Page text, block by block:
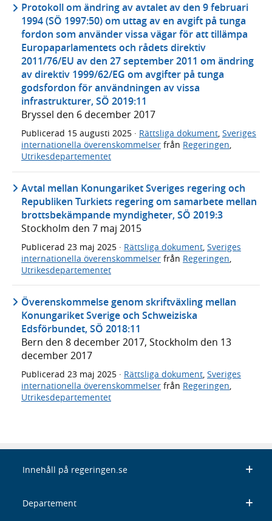
Protokoll om ändring av avtalet av den 9 februari
1994 (SÖ 1997:50) om uttag av en avgift på tunga
fordon som använder vissa vägar för att tillämpa
Europaparlamentets och rådets direktiv
2011/76/EU av den 27 september 2011 om ändring
av direktiv 1999/62/EG om avgifter på tunga
godsfordon för användningen av vissa
infrastrukturer, SÖ 2019:11
Bryssel den 6 december 2017
Publicerad 15 augusti 2025 · Rättsliga dokument, Sveriges
internationella överenskommelser från Regeringen,
Utrikesdepartementet
Avtal mellan Konungariket Sveriges regering och
Republiken Turkiets regering om samarbete mellan
brottsbekämpande myndigheter, SÖ 2019:3
Stockholm den 7 maj 2015
Publicerad 23 maj 2025 · Rättsliga dokument, Sveriges
internationella överenskommelser från Regeringen,
Utrikesdepartementet
Överenskommelse genom skriftväxling mellan
Konungariket Sverige och Schweiziska
Edsförbundet, SÖ 2018:11
Bern den 8 december 2017, Stockholm den 13
december 2017
Publicerad 23 maj 2025 · Rättsliga dokument Sveriges
internationella överenskommelser från Regeringen
Utrikesdepartementet
Innehåll på regeringen.se
Departement